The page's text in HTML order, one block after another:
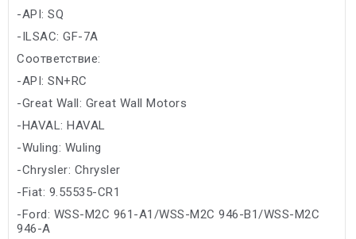
-API: SQ
-ILSAC: GF-7A
Соответствие:
-API: SN+RC
-Great Wall: Great Wall Motors
-HAVAL: HAVAL
-Wuling: Wuling
-Chrysler: Chrysler
-Fiat: 9.55535-CR1
-Ford: WSS-M2C 961-A1/WSS-M2C 946-B1/WSS-M2C
946-A